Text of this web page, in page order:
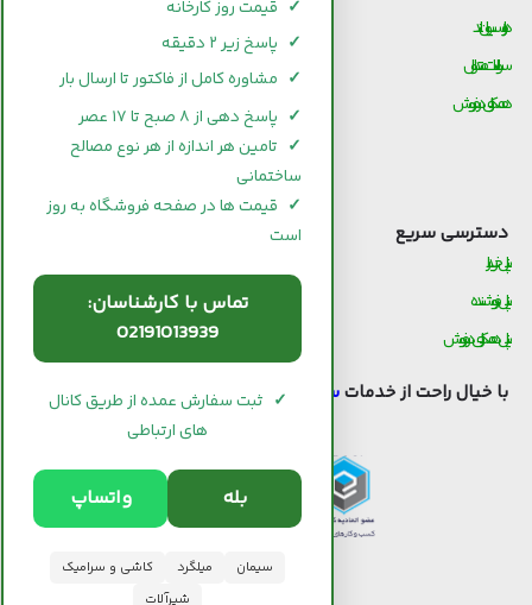
درباره سیوان لند
سوالات متداول
همکاری در فروش
قیمت و خرید کاشی و سرامیک
قیمت و خرید آجر
قیمت و خرید گچ
قیمت و خرید شیرآلات
دسترسی سریع
پنل خریدار
پنل فروشنده
پنل همکاری در فروش
با خیال راحت از خدماتسیوان لند استفاده کنید.
✓ قیمت روز کارخانه
✓ پاسخ زیر ۲ دقیقه
✓ مشاوره کامل از فاکتور تا ارسال بار
✓ پاسخ دهی از ۸ صبح تا ۱۷ عصر
✓ تامین هر اندازه از هر نوع مصالح
ساختمانی
✓ قیمت ها در صفحه فروشگاه به روز
است
تماس با کارشناسان:
02191013939
✓ ثبت سفارش عمده از طریق کانال
های ارتباطی
بله واتساپ
سیمان میلگرد
کاشی و سرامیک
شیرآلات